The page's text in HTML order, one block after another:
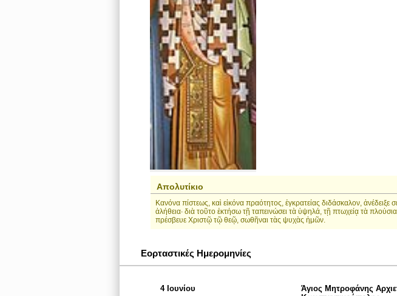
Απολυτίκιο
Κανόνα πίστεως, καὶ εἰκόνα πραότητος, ἐγκρατείας διδάσκαλον,
ἀλήθεια· διὰ τοῦτο ἐκτήσω τῇ ταπεινώσει τὰ ὑψηλά, τῇ πτωχείᾳ τὰ
πρέσβευε Χριστῷ τῷ θεῷ, σωθῆναι τὰς ψυχὰς ἡμῶν.
Εορταστικές Ημερομηνίες
4 Ιουνίου
Άγιος Μητροφάνης